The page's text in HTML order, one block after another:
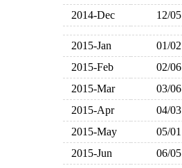
2014-Dec
12/05
2015-Jan 01/02
2015-Feb
02/06
2015-Mar
03/06
2015-Apr
04/03
2015-May
05/01
2015-Jun
06/05